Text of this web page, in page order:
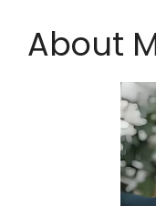
About